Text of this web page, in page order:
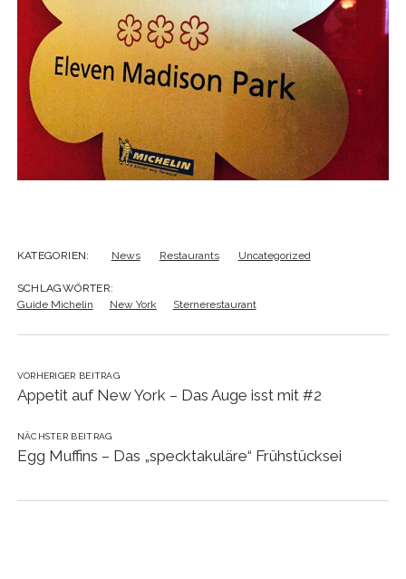
KATEGORIEN: News Restaurants Uncategorized
SCHLAGWÖRTER:
Guide Michelin
New York Sternerestaurant
VORHERIGER BEITRAG
Appetit auf New York – Das Auge isst mit #2
NÄCHSTER BEITRAG
Egg Muffins – Das „specktakuläre“ Frühstücksei